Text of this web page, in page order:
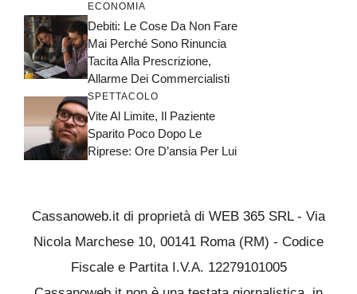
ECONOMIA
Debiti: Le Cose Da Non Fare
Mai Perché Sono Rinuncia
Tacita Alla Prescrizione,
Allarme Dei Commercialisti
SPETTACOLO
Vite Al Limite, Il Paziente
Sparito Poco Dopo Le
Riprese: Ore D’ansia Per Lui
Cassanoweb.it di proprietà di WEB 365 SRL - Via
Nicola Marchese 10, 00141 Roma (RM) - Codice
Fiscale e Partita I.V.A. 12279101005